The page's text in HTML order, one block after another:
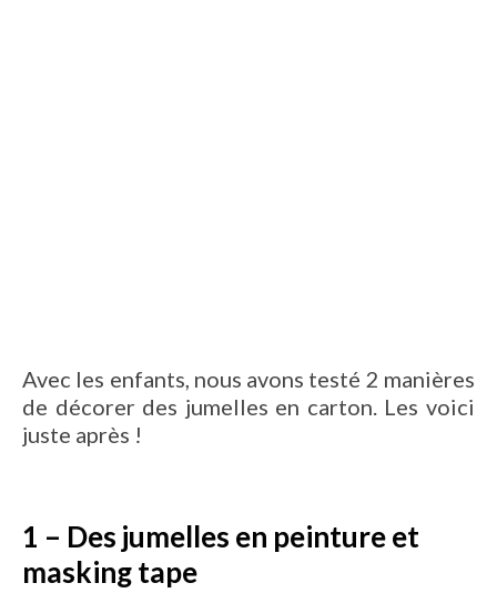
Avec les enfants, nous avons testé 2 manières
de décorer des jumelles en carton. Les voici
juste après !
1 – Des jumelles en peinture et
masking tape